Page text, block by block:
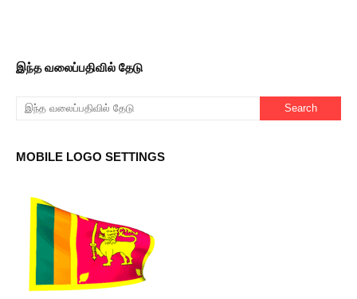
இந்த வலைப்பதிவில் தேடு
MOBILE LOGO SETTINGS